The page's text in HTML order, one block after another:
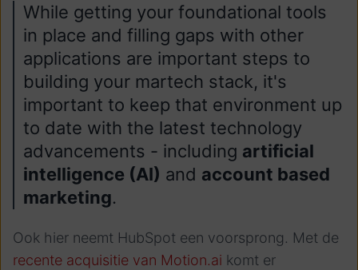
While getting your foundational tools
in place and filling gaps with other
applications are important steps to
building your martech stack, it's
important to keep that environment up
to date with the latest technology
advancements - including artificial
intelligence (AI) and account based
marketing.
Ook hier neemt HubSpot een voorsprong. Met de
recente acquisitie van Motion.ai komt er